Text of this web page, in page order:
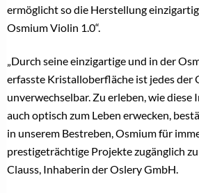
ermöglicht so die Herstellung
Osmium Violin 1.0“.
„Durch seine einzigartige und in der
erfasste Kristalloberfläche ist jedes der
unverwechselbar. Zu erleben, wie diese
auch optisch zum Leben erwecken,
in unserem Bestreben, Osmium für
prestigeträchtige Projekte zugänglich zu
Clauss, Inhaberin der Oslery GmbH.